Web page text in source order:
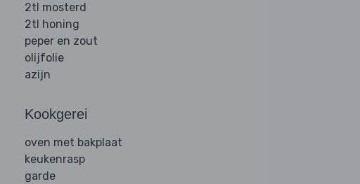
2tl mosterd
2tl honing
peper en zout
olijfolie
azijn
Kookgerei
oven met bakplaat
keukenrasp
garde